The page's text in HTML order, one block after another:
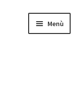
Menù